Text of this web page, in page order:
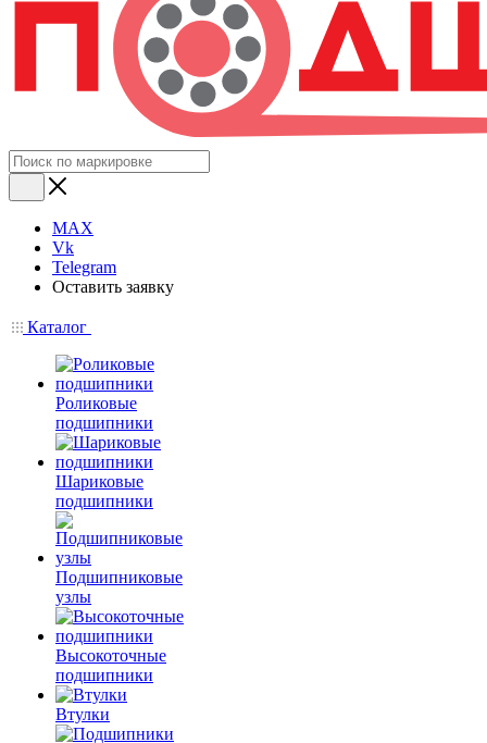
MAX
Vk
Telegram
Оставить заявку
Каталог
Роликовые
подшипники
Шариковые
подшипники
Подшипниковые
узлы
Высокоточные
подшипники
Втулки